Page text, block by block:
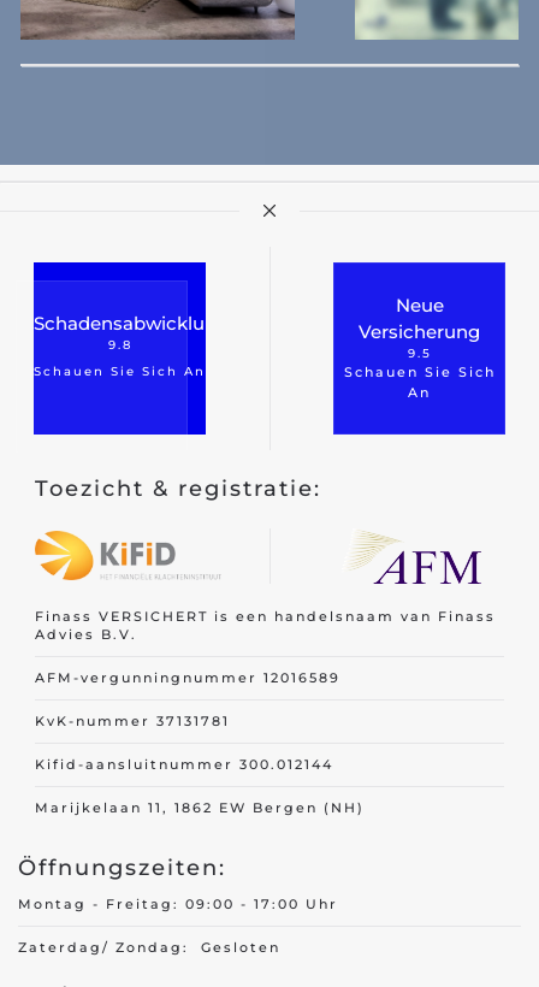
Schadensabwicklung
9.8
Schauen Sie Sich An
Neue
Versicherung
9.5
Schauen Sie Sich
An
Toezicht & registratie:
Finass VERSICHERT is een handelsnaam van Finass
Advies B.V.
AFM-vergunningnummer 12016589
KvK-nummer 37131781
Kifid-aansluitnummer 300.012144
Marijkelaan 11, 1862 EW Bergen (NH)
Öffnungszeiten:
Montag - Freitag: 09:00 - 17:00 Uhr
Zaterdag/ Zondag: Gesloten